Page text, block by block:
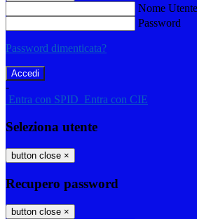
Nome Utente
Password
Password dimenticata?
-
Entra con SPID Entra con CIE
Seleziona utente
button close ×
Recupero password
button close ×